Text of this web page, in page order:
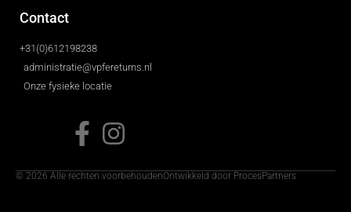
Contact
+31(0)612198238
administratie@vpfereturns.nl
Onze fysieke locatie
© 2026 Alle rechten voorbehoudenOntwikkeld door ProcesPartners